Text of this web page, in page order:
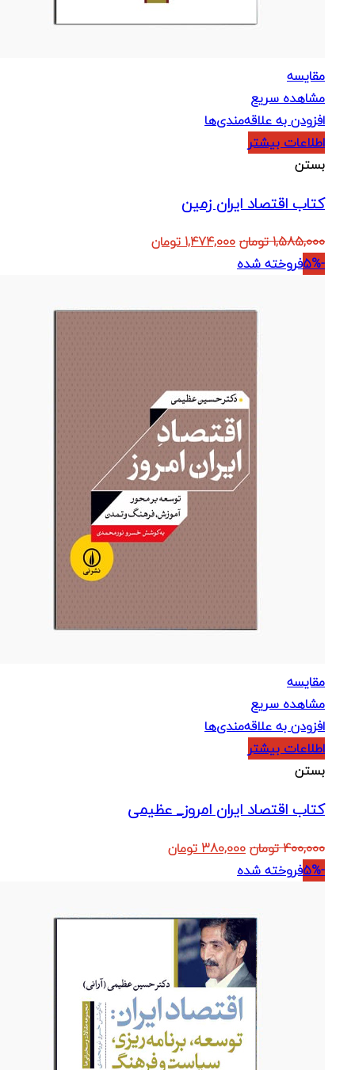
مقایسه
مشاهده سریع
افزودن به علاقه‌مندی‌ها
اطلاعات بیشتر
بستن
کتاب اقتصاد ایران زمین
1,585,000تومانقیمت
بود.
1,474,000تومانقیمت
-5% فروخته شده
مقایسه
مشاهده سریع
افزودن به علاقه‌مندی‌ها
اطلاعات بیشتر
بستن
کتاب اقتصاد ایران امروز_ عظیمی
400,000تومانقیمت
اصلی:
بود.
380,000تومانقیمت
-5% فروخته شده